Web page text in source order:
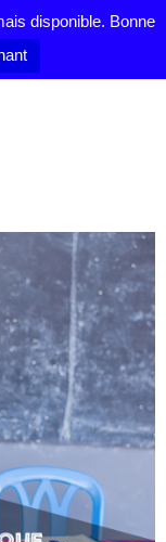
disponible. Bonne